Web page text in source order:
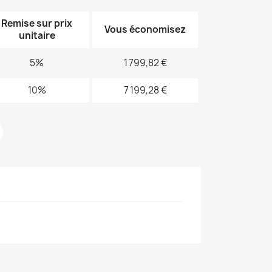
Remise sur prix
unitaire
Vous économisez
5% 1 799,82 €
10% 7 199,28 €